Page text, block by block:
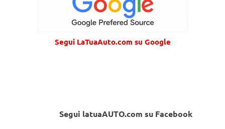
Segui LaTuaAuto.com su Google
Segui latuaAUTO.com su Facebook